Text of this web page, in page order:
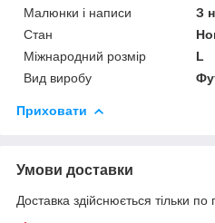
Малюнки і написи
З
Стан
Міжнародний розмір
L
Вид виробу
Приховати
Умови доставки
Доставка здійснюється тільки по